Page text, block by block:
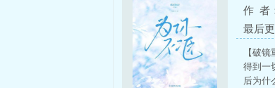
作 者
最后
【破
得到一
后为什